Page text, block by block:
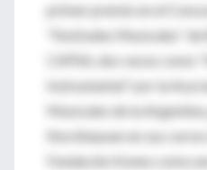
primer premio en el
“Festivales Musicales”
CAPSA, dos veces como
Instrumental” por la
Musicales de la
Stockhausen en sus
Fundación Konex como